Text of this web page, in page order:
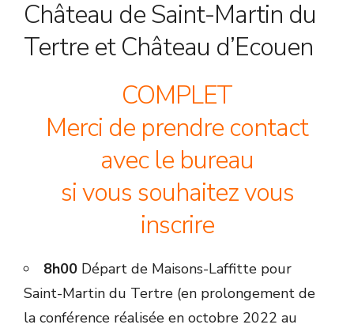
Château de Saint-Martin du
Tertre et Château d’Ecouen
COMPLET
Merci de prendre contact
avec le bureau
si vous souhaitez vous
inscrire
8h00 Départ de Maisons-Laffitte pour
Saint-Martin du Tertre (en prolongement de
la conférence réalisée en octobre 2022 au